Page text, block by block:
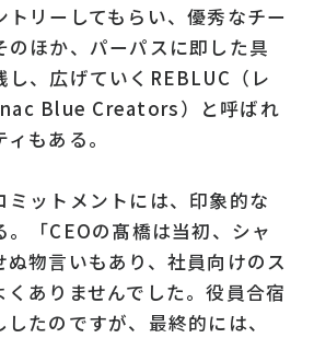
トリーしてもらい、優秀なチー
のほか、パーパスに即した具
し、広げていくREBLUC（レ
Blue Creators）と呼ばれ
もある。
ミットメントには、印象的な
。「CEOの髙橋は当初、シャ
ぬ物言いもあり、社員向けのス
くありませんでした。役員合宿
たのですが、最終的には、